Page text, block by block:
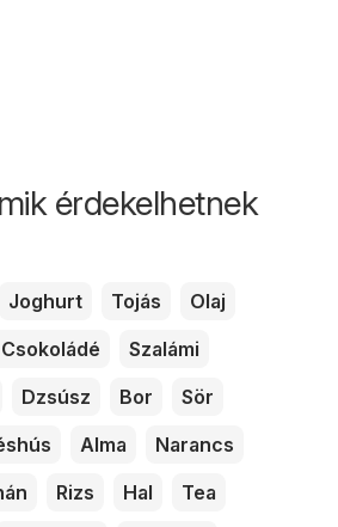
érdekelhetnek
Joghurt Tojás
Olaj
Csokoládé
Szalámi
Dzsúsz Bor
Sör
Alma
Narancs
Rizs Hal
Tea